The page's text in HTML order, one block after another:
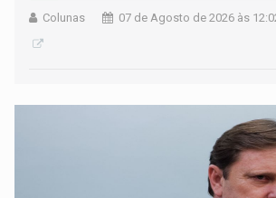
Colunas 07 de Agosto de 2026 às